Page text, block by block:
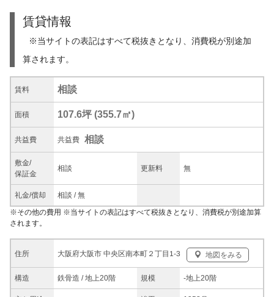
賃貸情報
※当サイトの表記はすべて税抜きとなり、消費税が別途加
算されます。
賃料 相談
面積 107.6坪 (355.7㎡)
共益費 共益費 相談
敷金/
保証金
相談 更新料 無
礼金/償却 相談 /無
住所 大阪府大阪市 中央区南本町２丁目1-3 地図をみる
構造 鉄骨造 / 地上20階 規模 -地上20階
※その他の費用 ※当サイトの表記はすべて税抜きとなり、消費税が別途加算
されます。